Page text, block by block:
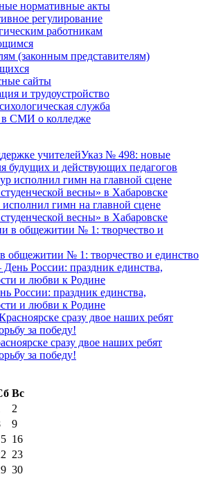
нормативные акты
регулирование
работникам
(законным представителям)
сайты
и трудоустройство
служба
СМИ о колледже
Указ № 498: новые
будущих и действующих педагогов
гимн на главной сцене
весны» в Хабаровске
общежитии № 1: творчество и единство
России: праздник единства,
и любви к Родине
сразу двое наших ребят
за победу!
Вс
2
9
16
23
30